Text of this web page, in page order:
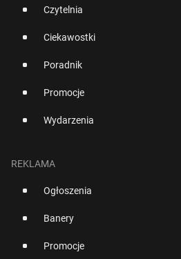
Czytelnia
Ciekawostki
Poradnik
Promocje
Wydarzenia
REKLAMA
Ogłoszenia
Banery
Promocje